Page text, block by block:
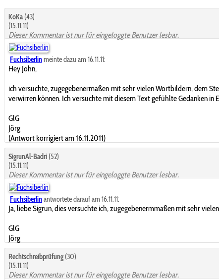
KoKa (43)
(15.11.11)
Dieser Kommentar ist nur für eingeloggte Benutzer lesbar.
Fuchsiberlinmeinte dazu am 16.11.11:
Hey John,
ich versuchte, zugegebenermaßen mit sehr vielen Wortbildern, dem
verwirren können. Ich versuchte mit diesem Text gefühlte Gedanken in
GlG
Jörg
(Antwort korrigiert am 16.11.2011)
SigrunAl-Badri (52)
(15.11.11)
Dieser Kommentar ist nur für eingeloggte Benutzer lesbar.
Fuchsiberlinantwortete darauf am 16.11.11:
Ja, liebe Sigrun, dies versuchte ich, zugegebenermmaßen mit sehr
GlG
Jörg
Rechtschreibprüfung (30)
(15.11.11)
Dieser Kommentar ist nur für eingeloggte Benutzer lesbar.